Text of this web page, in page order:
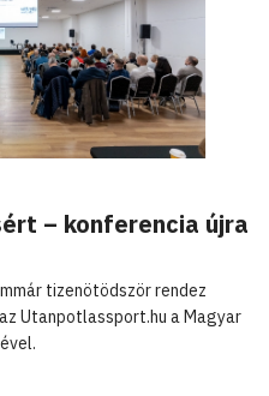
– konferencia újra
tizenötödször rendez
Utanpotlassport.hu a Magyar